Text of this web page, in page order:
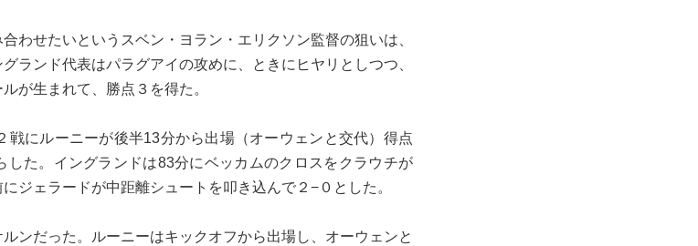
わせたいというスベン・ヨラン・エリクソン監督の狙いは、
ランド代表はパラグアイの攻めに、ときにヒヤリとしつつ、
が生まれて、勝点３を得た。
にルーニーが後半13分から出場（オーウェンと交代）得点
した。イングランドは83分にベッカムのクロスをクラウチが
ジェラードが中距離シュートを叩き込んで２−０とした。
ンだった。ルーニーはキックオフから出場し、オーウェンと